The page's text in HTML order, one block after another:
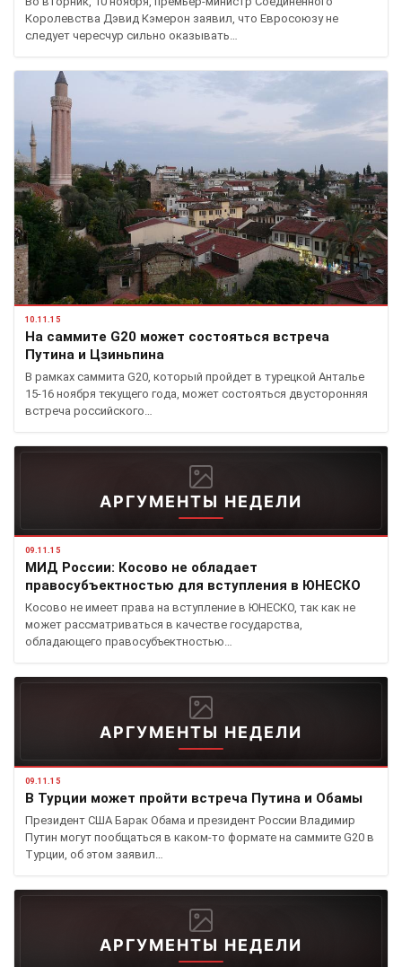
Королевства Дэвид Кэмерон заявил, что Евросоюзу не
следует чересчур сильно оказывать…
10.11.15
На саммите G20 может состояться встреча
Путина и Цзиньпина
В рамках саммита G20, который пройдет в турецкой Анталье
15-16 ноября текущего года, может состояться двусторонняя
встреча российского…
АРГУМЕНТЫ НЕДЕЛИ
09.11.15
МИД России: Косово не обладает
правосубъектностью для вступления в ЮНЕСКО
Косово не имеет права на вступление в ЮНЕСКО, так как не
может рассматриваться в качестве государства,
обладающего правосубъектностью…
АРГУМЕНТЫ НЕДЕЛИ
09.11.15
В Турции может пройти встреча Путина и Обамы
Президент США Барак Обама и президент России Владимир
Путин могут пообщаться в каком-то формате на саммите G20 в
Турции, об этом заявил…
АРГУМЕНТЫ НЕДЕЛИ